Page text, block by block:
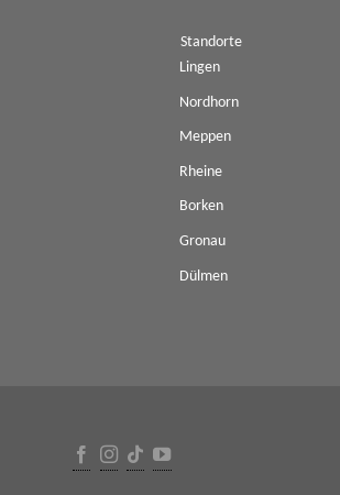
Standorte
Lingen
Nordhorn
Meppen
Rheine
Borken
Gronau
Dülmen